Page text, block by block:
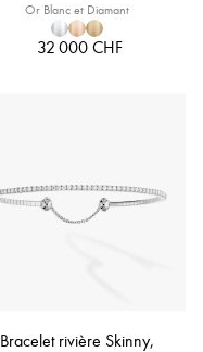
Or Blanc et Diamant
32 000 CHF
Bracelet rivière Skinny,